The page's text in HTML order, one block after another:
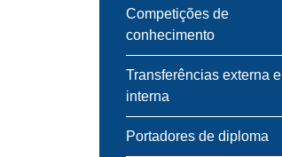
Competições de
conhecimento
Transferências externa e
interna
Portadores de diploma